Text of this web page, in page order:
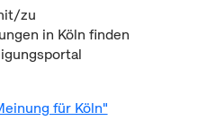
zu
in Köln finden
für Köln"